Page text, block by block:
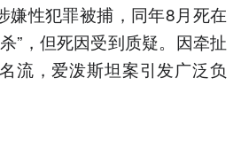
嫌性犯罪被捕，同年8月死在
”，但死因受到质疑。因牵扯
流，爱泼斯坦案引发广泛负